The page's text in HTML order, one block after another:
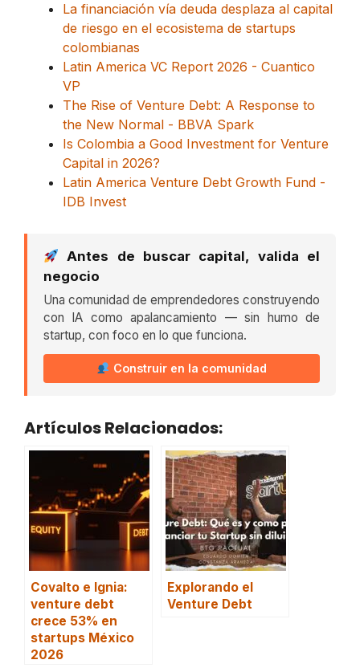
La financiación vía deuda desplaza al capital
de riesgo en el ecosistema de startups
colombianas
Latin America VC Report 2026 - Cuantico
VP
The Rise of Venture Debt: A Response to
the New Normal - BBVA Spark
Is Colombia a Good Investment for Venture
Capital in 2026?
Latin America Venture Debt Growth Fund -
IDB Invest
Antes de buscar capital, valida el
negocio
Una comunidad de emprendedores construyendo
con IA como apalancamiento — sin humo de
startup, con foco en lo que funciona.
Construir en la comunidad
Artículos Relacionados:
Covalto e Ignia:
venture debt
crece 53% en
startups México
2026
Explorando el
Venture Debt